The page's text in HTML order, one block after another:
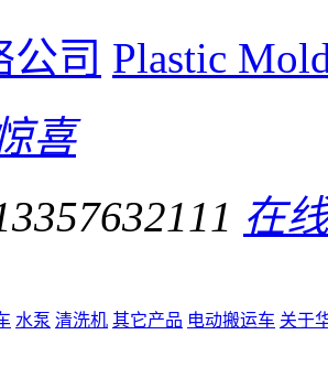
公司 Plastic
喜
在
水泵 清洗机 其它产品 电动搬运车 关于